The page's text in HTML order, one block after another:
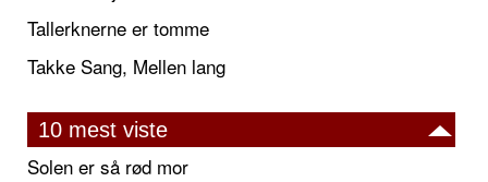
Tallerknerne er tomme
Takke Sang, Mellen lang
10 mest viste
Solen er så rød mor